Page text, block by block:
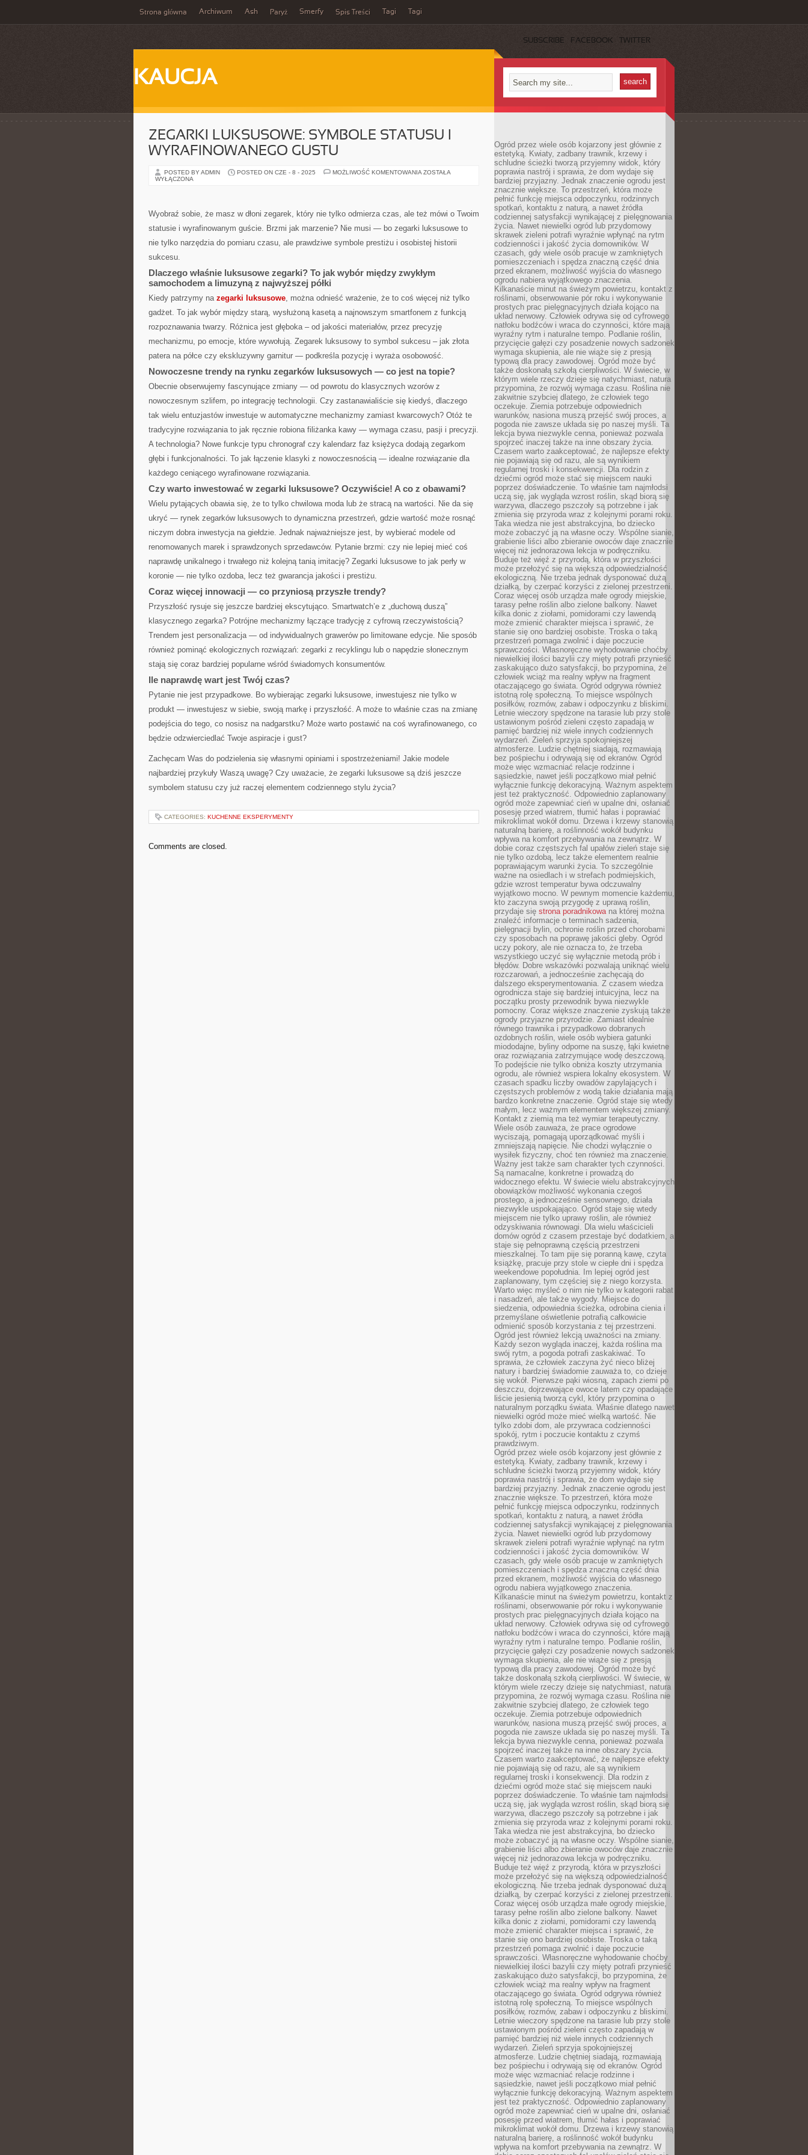
Strona główna Archiwum Ash Paryż Smerfy Spis Treści Tagi Tagi
SUBSCRIBE FACEBOOK TWITTER
KAUCJA
ZEGARKI LUKSUSOWE: SYMBOLE STATUSU I
WYRAFINOWANEGO GUSTU
POSTED BY ADMIN POSTED ON CZE - 8 - 2025 MOŻLIWOŚĆ KOMENTOWANIA ZEGARKI
GUSTU
ZOSTAŁA
WYŁĄCZONA
Wyobraź sobie, że masz w dłoni zegarek, który nie tylko odmierza czas, ale też mówi o Twoim
statusie i wyrafinowanym guście. Brzmi jak marzenie? Nie musi — bo zegarki luksusowe to
nie tylko narzędzia do pomiaru czasu, ale prawdziwe symbole prestiżu i osobistej historii
sukcesu.
Dlaczego właśnie luksusowe zegarki? To jak wybór między zwykłym
samochodem a limuzyną z najwyższej półki
Kiedy patrzymy na zegarki luksusowe, można odnieść wrażenie, że to coś więcej niż tylko
gadżet. To jak wybór między starą, wysłużoną kasetą a najnowszym smartfonem z funkcją
rozpoznawania twarzy. Różnica jest głęboka – od jakości materiałów, przez precyzję
mechanizmu, po emocje, które wywołują. Zegarek luksusowy to symbol sukcesu – jak złota
patera na półce czy ekskluzywny garnitur — podkreśla pozycję i wyraża osobowość.
Nowoczesne trendy na rynku zegarków luksusowych — co jest na topie?
Obecnie obserwujemy fascynujące zmiany — od powrotu do klasycznych wzorów z
nowoczesnym szlifem, po integrację technologii. Czy zastanawialiście się kiedyś, dlaczego
tak wielu entuzjastów inwestuje w automatyczne mechanizmy zamiast kwarcowych? Otóż te
tradycyjne rozwiązania to jak ręcznie robiona filiżanka kawy — wymaga czasu, pasji i precyzji.
A technologia? Nowe funkcje typu chronograf czy kalendarz faz księżyca dodają zegarkom
głębi i funkcjonalności. To jak łączenie klasyki z nowoczesnością — idealne rozwiązanie dla
każdego ceniącego wyrafinowane rozwiązania.
Czy warto inwestować w zegarki luksusowe? Oczywiście! A co z obawami?
Wielu pytających obawia się, że to tylko chwilowa moda lub że stracą na wartości. Nie da się
ukryć — rynek zegarków luksusowych to dynamiczna przestrzeń, gdzie wartość może rosnąć
niczym dobra inwestycja na giełdzie. Jednak najważniejsze jest, by wybierać modele od
renomowanych marek i sprawdzonych sprzedawców. Pytanie brzmi: czy nie lepiej mieć coś
naprawdę unikalnego i trwałego niż kolejną tanią imitację? Zegarki luksusowe to jak perły w
koronie — nie tylko ozdoba, lecz też gwarancja jakości i prestiżu.
Coraz więcej innowacji — co przyniosą przyszłe trendy?
Przyszłość rysuje się jeszcze bardziej ekscytująco. Smartwatch’e z „duchową duszą”
klasycznego zegarka? Potrójne mechanizmy łączące tradycję z cyfrową rzeczywistością?
Trendem jest personalizacja — od indywidualnych grawerów po limitowane edycje. Nie sposób
również pominąć ekologicznych rozwiązań: zegarki z recyklingu lub o napędzie słonecznym
stają się coraz bardziej popularne wśród świadomych konsumentów.
Ile naprawdę wart jest Twój czas?
Pytanie nie jest przypadkowe. Bo wybierając zegarki luksusowe, inwestujesz nie tylko w
produkt — inwestujesz w siebie, swoją markę i przyszłość. A może to właśnie czas na zmianę
podejścia do tego, co nosisz na nadgarstku? Może warto postawić na coś wyrafinowanego, co
będzie odzwierciedlać Twoje aspiracje i gust?
Zachęcam Was do podzielenia się własnymi opiniami i spostrzeżeniami! Jakie modele
najbardziej przykuły Waszą uwagę? Czy uważacie, że zegarki luksusowe są dziś jeszcze
symbolem statusu czy już raczej elementem codziennego stylu życia?
CATEGORIES: KUCHENNE EKSPERYMENTY
Comments are closed.
Ogród przez wiele osób kojarzony jest głównie z
estetyką. Kwiaty, zadbany trawnik, krzewy i
schludne ścieżki tworzą przyjemny widok, który
poprawia nastrój i sprawia, że dom wydaje się
bardziej przyjazny. Jednak znaczenie ogrodu jest
znacznie większe. To przestrzeń, która może
pełnić funkcję miejsca odpoczynku, rodzinnych
spotkań, kontaktu z naturą, a nawet źródła
codziennej satysfakcji wynikającej z pielęgnowania
życia. Nawet niewielki ogród lub przydomowy
skrawek zieleni potrafi wyraźnie wpłynąć na rytm
codzienności i jakość życia domowników. W
czasach, gdy wiele osób pracuje w zamkniętych
pomieszczeniach i spędza znaczną część dnia
przed ekranem, możliwość wyjścia do własnego
ogrodu nabiera wyjątkowego znaczenia.
Kilkanaście minut na świeżym powietrzu, kontakt z
roślinami, obserwowanie pór roku i wykonywanie
prostych prac pielęgnacyjnych działa kojąco na
układ nerwowy. Człowiek odrywa się od cyfrowego
natłoku bodźców i wraca do czynności, które mają
wyraźny rytm i naturalne tempo. Podlanie roślin,
przycięcie gałęzi czy posadzenie nowych sadzonek
wymaga skupienia, ale nie wiąże się z presją
typową dla pracy zawodowej. Ogród może być
także doskonałą szkołą cierpliwości. W świecie, w
którym wiele rzeczy dzieje się natychmiast, natura
przypomina, że rozwój wymaga czasu. Roślina nie
zakwitnie szybciej dlatego, że człowiek tego
oczekuje. Ziemia potrzebuje odpowiednich
warunków, nasiona muszą przejść swój proces, a
pogoda nie zawsze układa się po naszej myśli. Ta
lekcja bywa niezwykle cenna, ponieważ pozwala
spojrzeć inaczej także na inne obszary życia.
Czasem warto zaakceptować, że najlepsze efekty
nie pojawiają się od razu, ale są wynikiem
regularnej troski i konsekwencji. Dla rodzin z
dziećmi ogród może stać się miejscem nauki
poprzez doświadczenie. To właśnie tam najmłodsi
uczą się, jak wygląda wzrost roślin, skąd biorą się
warzywa, dlaczego pszczoły są potrzebne i jak
zmienia się przyroda wraz z kolejnymi porami roku.
Taka wiedza nie jest abstrakcyjna, bo dziecko
może zobaczyć ją na własne oczy. Wspólne sianie,
grabienie liści albo zbieranie owoców daje znacznie
więcej niż jednorazowa lekcja w podręczniku.
Buduje też więź z przyrodą, która w przyszłości
może przełożyć się na większą odpowiedzialność
ekologiczną. Nie trzeba jednak dysponować dużą
działką, by czerpać korzyści z zielonej przestrzeni.
Coraz więcej osób urządza małe ogrody miejskie,
tarasy pełne roślin albo zielone balkony. Nawet
kilka donic z ziołami, pomidorami czy lawendą
może zmienić charakter miejsca i sprawić, że
stanie się ono bardziej osobiste. Troska o taką
przestrzeń pomaga zwolnić i daje poczucie
sprawczości. Własnoręczne wyhodowanie choćby
niewielkiej ilości bazylii czy mięty potrafi przynieść
zaskakująco dużo satysfakcji, bo przypomina, że
człowiek wciąż ma realny wpływ na fragment
otaczającego go świata. Ogród odgrywa również
istotną rolę społeczną. To miejsce wspólnych
posiłków, rozmów, zabaw i odpoczynku z bliskimi.
Letnie wieczory spędzone na tarasie lub przy stole
ustawionym pośród zieleni często zapadają w
pamięć bardziej niż wiele innych codziennych
wydarzeń. Zieleń sprzyja spokojniejszej
atmosferze. Ludzie chętniej siadają, rozmawiają
bez pośpiechu i odrywają się od ekranów. Ogród
może więc wzmacniać relacje rodzinne i
sąsiedzkie, nawet jeśli początkowo miał pełnić
wyłącznie funkcję dekoracyjną. Ważnym aspektem
jest też praktyczność. Odpowiednio zaplanowany
ogród może zapewniać cień w upalne dni, osłaniać
posesję przed wiatrem, tłumić hałas i poprawiać
mikroklimat wokół domu. Drzewa i krzewy stanowią
naturalną barierę, a roślinność wokół budynku
wpływa na komfort przebywania na zewnątrz. W
dobie coraz częstszych fal upałów zieleń staje się
nie tylko ozdobą, lecz także elementem realnie
poprawiającym warunki życia. To szczególnie
ważne na osiedlach i w strefach podmiejskich,
gdzie wzrost temperatur bywa odczuwalny
wyjątkowo mocno. W pewnym momencie każdemu,
kto zaczyna swoją przygodę z uprawą roślin,
przydaje się strona poradnikowana której można
znaleźć informacje o terminach sadzenia,
pielęgnacji bylin, ochronie roślin przed chorobami
czy sposobach na poprawę jakości gleby. Ogród
uczy pokory, ale nie oznacza to, że trzeba
wszystkiego uczyć się wyłącznie metodą prób i
błędów. Dobre wskazówki pozwalają uniknąć wielu
rozczarowań, a jednocześnie zachęcają do
dalszego eksperymentowania. Z czasem wiedza
ogrodnicza staje się bardziej intuicyjna, lecz na
początku prosty przewodnik bywa niezwykle
pomocny. Coraz większe znaczenie zyskują także
ogrody przyjazne przyrodzie. Zamiast idealnie
równego trawnika i przypadkowo dobranych
ozdobnych roślin, wiele osób wybiera gatunki
miododajne, byliny odporne na suszę, łąki kwietne
oraz rozwiązania zatrzymujące wodę deszczową.
To podejście nie tylko obniża koszty utrzymania
ogrodu, ale również wspiera lokalny ekosystem. W
czasach spadku liczby owadów zapylających i
częstszych problemów z wodą takie działania mają
bardzo konkretne znaczenie. Ogród staje się wtedy
małym, lecz ważnym elementem większej zmiany.
Kontakt z ziemią ma też wymiar terapeutyczny.
Wiele osób zauważa, że prace ogrodowe
wyciszają, pomagają uporządkować myśli i
zmniejszają napięcie. Nie chodzi wyłącznie o
wysiłek fizyczny, choć ten również ma znaczenie.
Ważny jest także sam charakter tych czynności.
Są namacalne, konkretne i prowadzą do
widocznego efektu. W świecie wielu abstrakcyjnych
obowiązków możliwość wykonania czegoś
prostego, a jednocześnie sensownego, działa
niezwykle uspokajająco. Ogród staje się wtedy
miejscem nie tylko uprawy roślin, ale również
odzyskiwania równowagi. Dla wielu właścicieli
domów ogród z czasem przestaje być dodatkiem, a
staje się pełnoprawną częścią przestrzeni
mieszkalnej. To tam pije się poranną kawę, czyta
książkę, pracuje przy stole w ciepłe dni i spędza
weekendowe popołudnia. Im lepiej ogród jest
zaplanowany, tym częściej się z niego korzysta.
Warto więc myśleć o nim nie tylko w kategorii rabat
i nasadzeń, ale także wygody. Miejsce do
siedzenia, odpowiednia ścieżka, odrobina cienia i
przemyślane oświetlenie potrafią całkowicie
odmienić sposób korzystania z tej przestrzeni.
Ogród jest również lekcją uważności na zmiany.
Każdy sezon wygląda inaczej, każda roślina ma
swój rytm, a pogoda potrafi zaskakiwać. To
sprawia, że człowiek zaczyna żyć nieco bliżej
natury i bardziej świadomie zauważa to, co dzieje
się wokół. Pierwsze pąki wiosną, zapach ziemi po
deszczu, dojrzewające owoce latem czy opadające
liście jesienią tworzą cykl, który przypomina o
naturalnym porządku świata. Właśnie dlatego nawet
niewielki ogród może mieć wielką wartość. Nie
tylko zdobi dom, ale przywraca codzienności
spokój, rytm i poczucie kontaktu z czymś
prawdziwym.
Ogród przez wiele osób kojarzony jest głównie z
estetyką. Kwiaty, zadbany trawnik, krzewy i
schludne ścieżki tworzą przyjemny widok, który
poprawia nastrój i sprawia, że dom wydaje się
bardziej przyjazny. Jednak znaczenie ogrodu jest
znacznie większe. To przestrzeń, która może
pełnić funkcję miejsca odpoczynku, rodzinnych
spotkań, kontaktu z naturą, a nawet źródła
codziennej satysfakcji wynikającej z pielęgnowania
życia. Nawet niewielki ogród lub przydomowy
skrawek zieleni potrafi wyraźnie wpłynąć na rytm
codzienności i jakość życia domowników. W
czasach, gdy wiele osób pracuje w zamkniętych
pomieszczeniach i spędza znaczną część dnia
przed ekranem, możliwość wyjścia do własnego
ogrodu nabiera wyjątkowego znaczenia.
Kilkanaście minut na świeżym powietrzu, kontakt z
roślinami, obserwowanie pór roku i wykonywanie
prostych prac pielęgnacyjnych działa kojąco na
układ nerwowy. Człowiek odrywa się od cyfrowego
natłoku bodźców i wraca do czynności, które mają
wyraźny rytm i naturalne tempo. Podlanie roślin,
przycięcie gałęzi czy posadzenie nowych sadzonek
wymaga skupienia, ale nie wiąże się z presją
typową dla pracy zawodowej. Ogród może być
także doskonałą szkołą cierpliwości. W świecie, w
którym wiele rzeczy dzieje się natychmiast, natura
przypomina, że rozwój wymaga czasu. Roślina nie
zakwitnie szybciej dlatego, że człowiek tego
oczekuje. Ziemia potrzebuje odpowiednich
warunków, nasiona muszą przejść swój proces, a
pogoda nie zawsze układa się po naszej myśli. Ta
lekcja bywa niezwykle cenna, ponieważ pozwala
spojrzeć inaczej także na inne obszary życia.
Czasem warto zaakceptować, że najlepsze efekty
nie pojawiają się od razu, ale są wynikiem
regularnej troski i konsekwencji. Dla rodzin z
dziećmi ogród może stać się miejscem nauki
poprzez doświadczenie. To właśnie tam najmłodsi
uczą się, jak wygląda wzrost roślin, skąd biorą się
warzywa, dlaczego pszczoły są potrzebne i jak
zmienia się przyroda wraz z kolejnymi porami roku.
Taka wiedza nie jest abstrakcyjna, bo dziecko
może zobaczyć ją na własne oczy. Wspólne sianie,
grabienie liści albo zbieranie owoców daje znacznie
więcej niż jednorazowa lekcja w podręczniku.
Buduje też więź z przyrodą, która w przyszłości
może przełożyć się na większą odpowiedzialność
ekologiczną. Nie trzeba jednak dysponować dużą
działką, by czerpać korzyści z zielonej przestrzeni.
Coraz więcej osób urządza małe ogrody miejskie,
tarasy pełne roślin albo zielone balkony. Nawet
kilka donic z ziołami, pomidorami czy lawendą
może zmienić charakter miejsca i sprawić, że
stanie się ono bardziej osobiste. Troska o taką
przestrzeń pomaga zwolnić i daje poczucie
sprawczości. Własnoręczne wyhodowanie choćby
niewielkiej ilości bazylii czy mięty potrafi przynieść
zaskakująco dużo satysfakcji, bo przypomina, że
człowiek wciąż ma realny wpływ na fragment
otaczającego go świata. Ogród odgrywa również
istotną rolę społeczną. To miejsce wspólnych
posiłków, rozmów, zabaw i odpoczynku z bliskimi.
Letnie wieczory spędzone na tarasie lub przy stole
ustawionym pośród zieleni często zapadają w
pamięć bardziej niż wiele innych codziennych
wydarzeń. Zieleń sprzyja spokojniejszej
atmosferze. Ludzie chętniej siadają, rozmawiają
bez pośpiechu i odrywają się od ekranów. Ogród
może więc wzmacniać relacje rodzinne i
sąsiedzkie, nawet jeśli początkowo miał pełnić
wyłącznie funkcję dekoracyjną. Ważnym aspektem
jest też praktyczność. Odpowiednio zaplanowany
ogród może zapewniać cień w upalne dni, osłaniać
posesję przed wiatrem, tłumić hałas i poprawiać
mikroklimat wokół domu. Drzewa i krzewy stanowią
naturalną barierę, a roślinność wokół budynku
wpływa na komfort przebywania na zewnątrz. W